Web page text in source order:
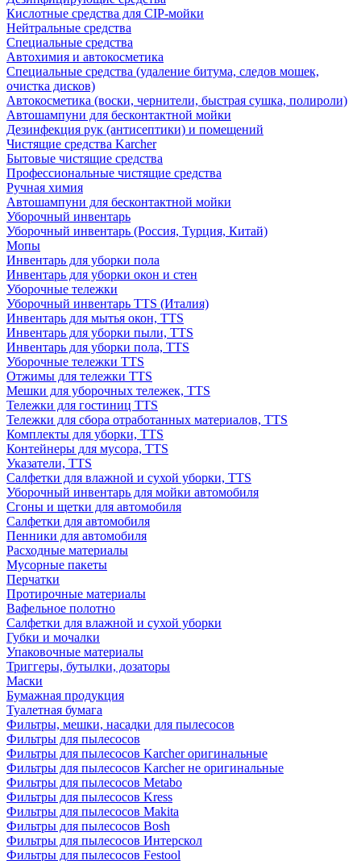
Кислотные средства для CIP-мойки
Нейтральные средства
Специальные средства
Автохимия и автокосметика
Специальные средства (удаление битума, следов мошек,
очистка дисков)
Автокосметика (воски, чернители, быстрая сушка, полироли)
Автошампуни для бесконтактной мойки
Дезинфекция рук (антисептики) и помещений
Чистящие средства Karcher
Бытовые чистящие средства
Профессиональные чистящие средства
Ручная химия
Автошампуни для бесконтактной мойки
Уборочный инвентарь
Уборочный инвентарь (Россия, Турция, Китай)
Мопы
Инвентарь для уборки пола
Инвентарь для уборки окон и стен
Уборочные тележки
Уборочный инвентарь TTS (Италия)
Инвентарь для мытья окон, TTS
Инвентарь для уборки пыли, TTS
Инвентарь для уборки пола, TTS
Уборочные тележки TTS
Отжимы для тележки TTS
Мешки для уборочных тележек, TTS
Тележки для гостиниц TTS
Тележки для сбора отработанных материалов, TTS
Комплекты для уборки, TTS
Контейнеры для мусора, TTS
Указатели, TTS
Салфетки для влажной и сухой уборки, TTS
Уборочный инвентарь для мойки автомобиля
Сгоны и щетки для автомобиля
Салфетки для автомобиля
Пенники для автомобиля
Расходные материалы
Мусорные пакеты
Перчатки
Протирочные материалы
Вафельное полотно
Салфетки для влажной и сухой уборки
Губки и мочалки
Упаковочные материалы
Триггеры, бутылки, дозаторы
Маски
Бумажная продукция
Туалетная бумага
Фильтры, мешки, насадки для пылесосов
Фильтры для пылесосов
Фильтры для пылесосов Karcher оригинальные
Фильтры для пылесосов Karcher не оригинальные
Фильтры для пылесосов Metabo
Фильтры для пылесосов Kress
Фильтры для пылесосов Makita
Фильтры для пылесосов Bosh
Фильтры для пылесосов Интерскол
Фильтры для пылесосов Festool